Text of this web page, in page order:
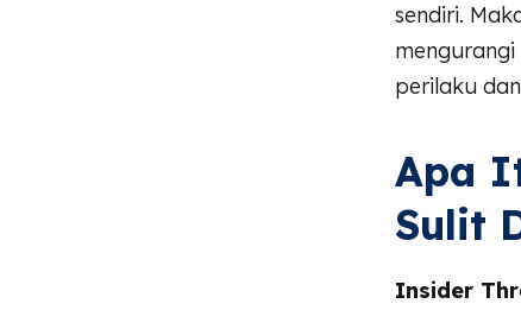
sendiri.
perilaku
Apa
Sulit
Insider